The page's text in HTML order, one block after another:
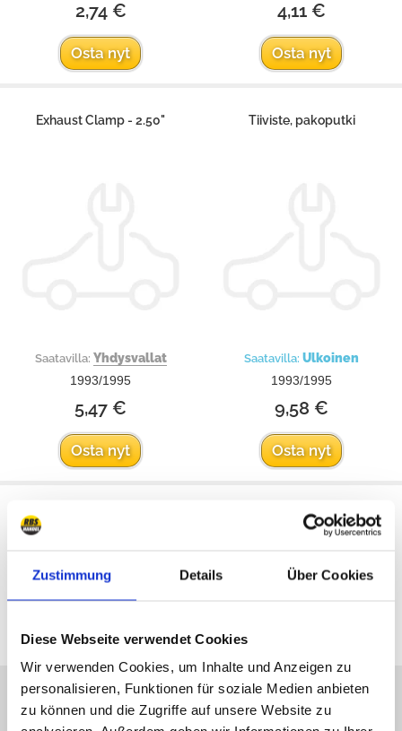
Zustimmung Details Über Cookies
Diese Webseite verwendet Cookies
Wir verwenden Cookies, um Inhalte und Anzeigen zu
personalisieren, Funktionen für soziale Medien anbieten
zu können und die Zugriffe auf unsere Website zu
2,74 €
Osta nyt
4,11 €
Osta nyt
Exhaust Clamp - 2.50"
Saatavilla: Yhdysvallat
1993/1995
5,47 €
Osta nyt
Tiiviste, pakoputki
Saatavilla: Ulkoinen
1993/1995
9,58 €
Osta nyt
Kaikki hinnat sisältävät ALV:n
Olemme verkossa